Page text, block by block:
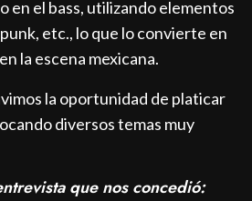
en el bass, utilizando elementos
etc., lo que lo convierte en
la escena mexicana.
la oportunidad de platicar
diversos temas muy
que nos concedió: